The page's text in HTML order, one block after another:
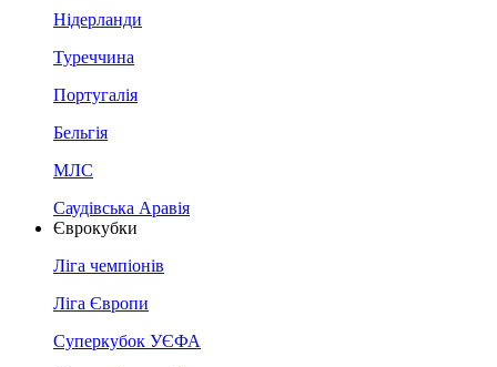
Нідерланди
Туреччина
Португалія
Бельгія
МЛС
Саудівська Аравія
Єврокубки
Ліга чемпіонів
Ліга Європи
Суперкубок УЄФА